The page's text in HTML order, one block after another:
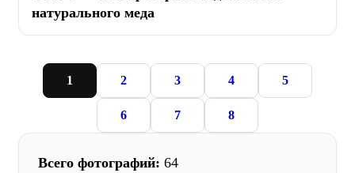
натурального меда
1 2 3 4 5
6 7 8
Всего фотографий: 64